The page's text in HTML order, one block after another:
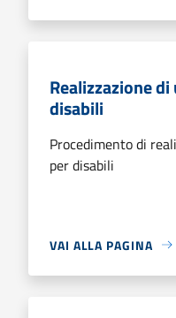
Realizzazione
disabili
Procedimento di
per disabili
VAI ALLA PAGINA